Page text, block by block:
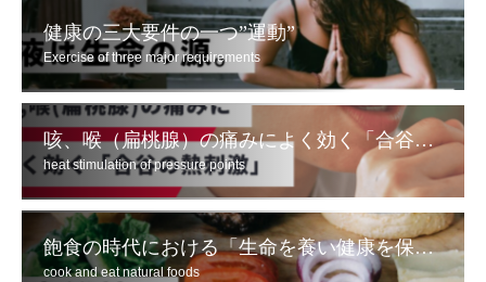
健康の三大要件の一つ”運動”
Exercise of three major requirements
咳、喉（扁桃腺）の痛みによく効く「合谷の熱刺激」
heat stimulation of pressure points
飽食の時代における「生命を養い健康を保つため」の食べ方とは
cook and eat natural foods